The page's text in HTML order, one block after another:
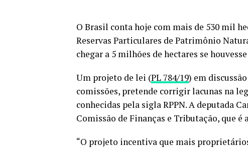
O Brasil conta hoje com mais de 530 mil
Reservas Particulares de Patrimônio
chegar a 5 milhões de hectares se
Um projeto de lei (PL 784/19) em
comissões, pretende corrigir lacunas na
conhecidas pela sigla RPPN. A deputada
Comissão de Finanças e Tributação, que
“O projeto incentiva que mais